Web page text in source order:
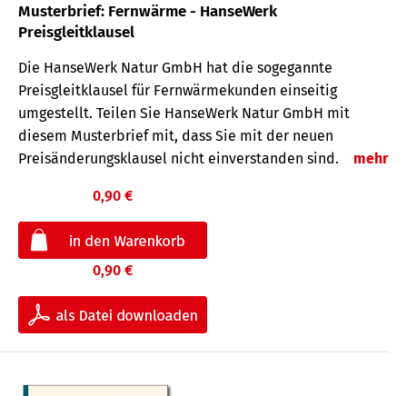
Musterbrief: Fernwärme - HanseWerk
Preisgleitklausel
Die HanseWerk Natur GmbH hat die sogegannte
Preisgleitklausel für Fernwärmekunden einseitig
umgestellt. Teilen Sie HanseWerk Natur GmbH mit
diesem Musterbrief mit, dass Sie mit der neuen
Preisänderungsklausel nicht einverstanden sind.
mehr
0,90 €
0,90 €